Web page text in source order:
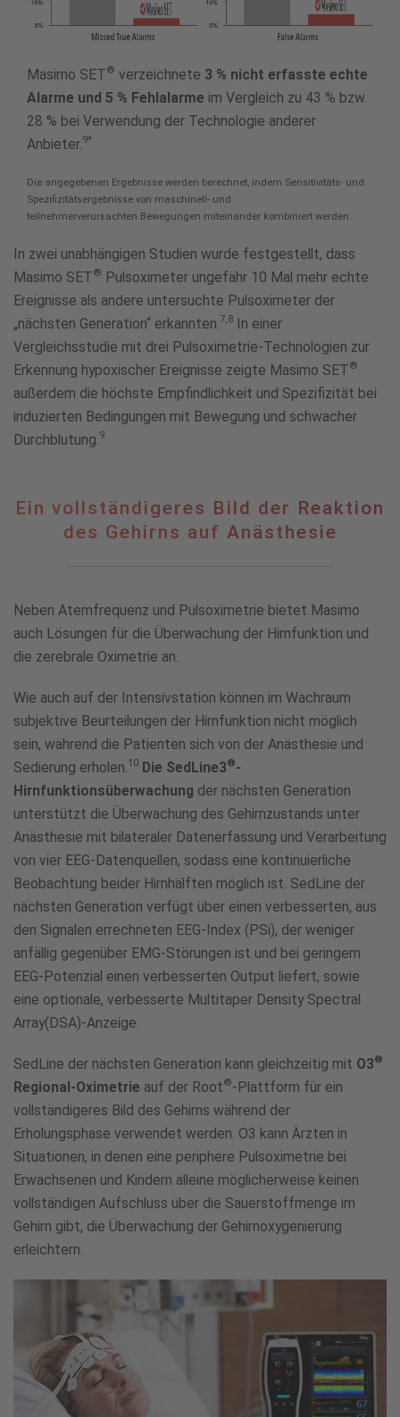
Masimo SET® verzeichnete 3 % nicht erfasste echte
Alarme und 5 % Fehlalarme im Vergleich zu 43 % bzw.
28 % bei Verwendung der Technologie anderer
Anbieter.9*
Die angegebenen Ergebnisse werden berechnet, indem Sensitivitäts- und
Spezifizitätsergebnisse von maschinell- und
teilnehmerverursachten Bewegungen miteinander kombiniert werden.
In zwei unabhängigen Studien wurde festgestellt, dass
Masimo SET®
Pulsoximeter ungefähr 10 Mal mehr echte
Ereignisse als andere untersuchte Pulsoximeter der
„nächsten Generation“ erkannten.7,8
In einer
Vergleichsstudie mit drei Pulsoximetrie-Technologien zur
Erkennung hypoxischer Ereignisse zeigte Masimo SET®
außerdem die höchste Empfindlichkeit und Spezifizität bei
induzierten Bedingungen mit Bewegung und schwacher
Durchblutung.9
Ein
vollständigeres
Gehirns
auf
Anästhesie
Ein vollständigeres Bild der Reaktion
des Gehirns auf Anästhesie
Neben Atemfrequenz und Pulsoximetrie bietet Masimo
auch Lösungen für die Überwachung der Hirnfunktion und
die zerebrale Oximetrie an.
Wie auch auf der Intensivstation können im Wachraum
subjektive Beurteilungen der Hirnfunktion nicht möglich
sein, während die Patienten sich von der Anästhesie und
Sedierung erholen.10 Die SedLine3®-
Hirnfunktionsüberwachung der nächsten Generation
unterstützt die Überwachung des Gehirnzustands unter
Anästhesie mit bilateraler Datenerfassung und Verarbeitung
von vier EEG-Datenquellen, sodass eine kontinuierliche
Beobachtung beider Hirnhälften möglich ist. SedLine der
nächsten Generation verfügt über einen verbesserten, aus
den Signalen errechneten EEG-Index (PSi), der weniger
anfällig gegenüber EMG-Störungen ist und bei geringem
EEG-Potenzial einen verbesserten Output liefert, sowie
eine optionale, verbesserte Multitaper Density Spectral
Array(DSA)-Anzeige.
SedLine der nächsten Generation kann gleichzeitig mit O3®
Regional-Oximetrie auf der Root®-Plattform für ein
vollständigeres Bild des Gehirns während der
Erholungsphase verwendet werden. O3 kann Ärzten in
Situationen, in denen eine periphere Pulsoximetrie bei
Erwachsenen und Kindern alleine möglicherweise keinen
vollständigen Aufschluss über die Sauerstoffmenge im
Gehirn gibt, die Überwachung der Gehirnoxygenierung
erleichtern.